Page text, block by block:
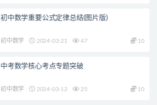
初中数学重要公式定律总结(图片版)
初中数学 2024-03-21 47 10
中考数学核心考点专题突破
初中数学 2024-03-12 25 10